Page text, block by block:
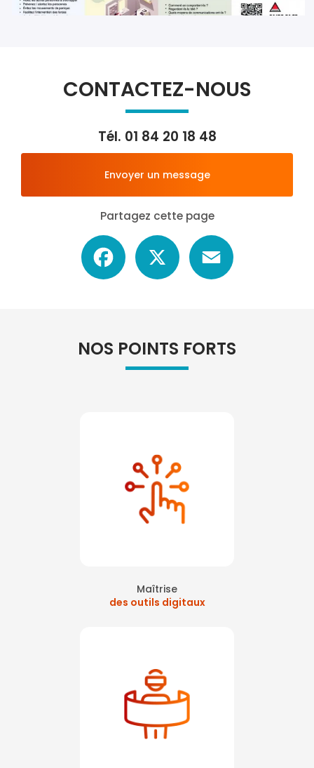
CONTACTEZ-NOUS
Tél. 01 84 20 18 48
Envoyer un message
Partagez cette page
Facebook
NOS POINTS FORTS
Maîtrise
des outils digitaux